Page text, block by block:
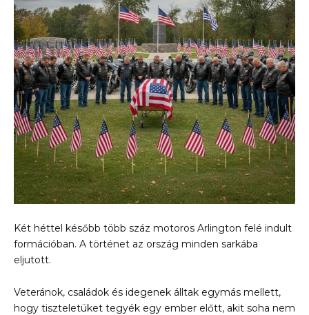
Két héttel később több száz motoros Arlington felé indult
formációban. A történet az ország minden sarkába
eljutott.
Veteránok, családok és idegenek álltak egymás mellett,
hogy tiszteletüket tegyék egy ember előtt, akit soha nem